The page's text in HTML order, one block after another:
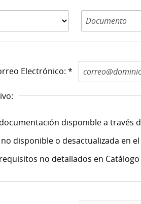
Electrónico: *
disponible a través
disponible o desactualizada en
no detallados en